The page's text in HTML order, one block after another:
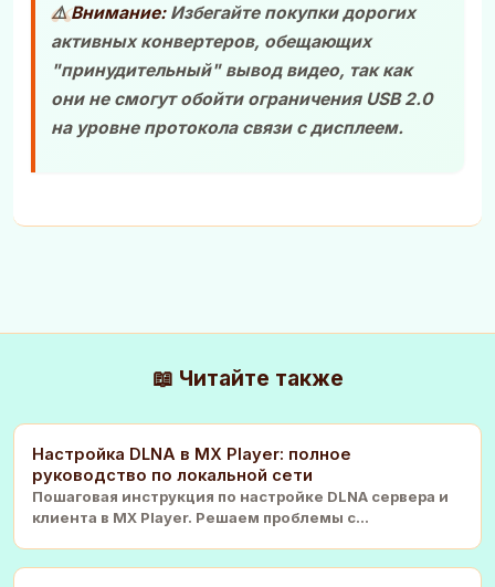
⚠️Внимание:Избегайте покупки дорогих
активных конвертеров, обещающих
"принудительный" вывод видео, так как
они не смогут обойти ограничения USB 2.0
на уровне протокола связи с дисплеем.
📖 Читайте также
Настройка DLNA в MX Player: полное
руководство по локальной сети
Пошаговая инструкция по настройке DLNA сервера и
клиента в MX Player. Решаем проблемы с